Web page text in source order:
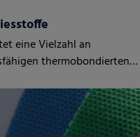
eine Vielzahl an
thermobondierten